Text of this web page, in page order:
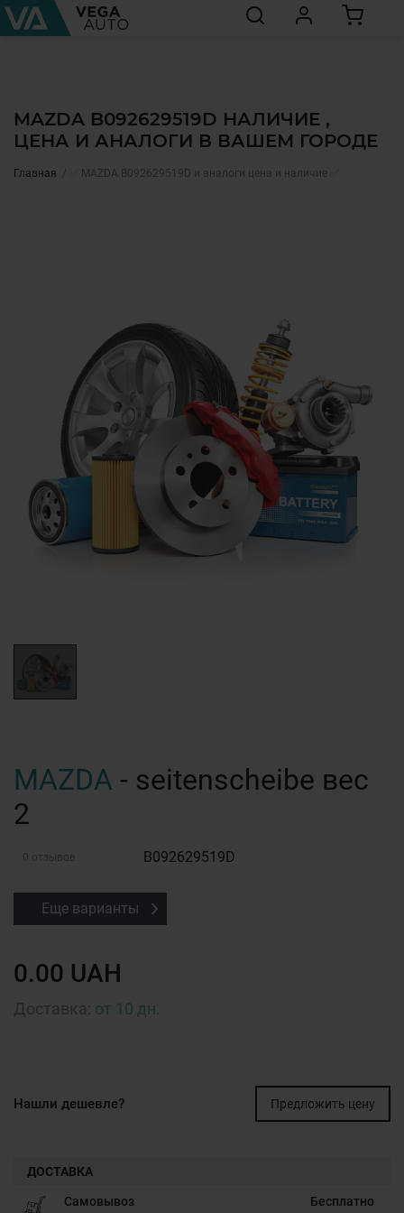
MAZDA B092629519D НАЛИЧИЕ ,
ЦЕНА И АНАЛОГИ В ВАШЕМ ГОРОДЕ
Главная ✅ MAZDA B092629519D и аналоги цена и наличие ✅
MAZDA - seitenscheibe вес
2
0 отзывов B092629519D
Еще варианты
0.00 UAH
от 10 дн.
Нашли дешевле? Предложить цену
ДОСТАВКА
Самовывоз Бесплатно